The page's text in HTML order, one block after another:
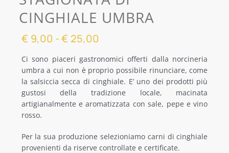
ALTRE SPECIALITÀ
SPECIALITÀ REGIONALI
OFFERTE
CINGHIALE UMBRA
€ 9,00 -€ 25,00
prezzo:
da
€9,00
a
Ci sono piaceri gastronomici offerti dalla norcineria
umbra a cui non è proprio possibile rinunciare, come
la salsiccia secca di cinghiale. E’ uno dei prodotti più
gustosi della tradizione locale, macinata
artigianalmente e aromatizzata con sale, pepe e vino
rosso.
Per la sua produzione selezioniamo carni di cinghiale
provenienti da riserve controllate e certificate.